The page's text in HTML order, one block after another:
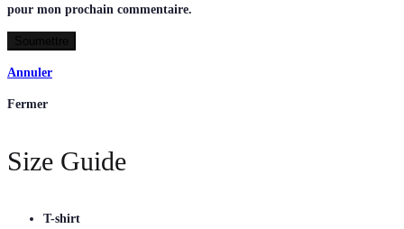
pour mon prochain commentaire.
Annuler
Fermer
Size Guide
T-shirt